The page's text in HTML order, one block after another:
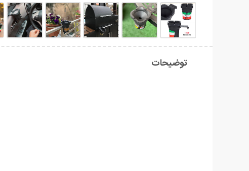
توضیحات